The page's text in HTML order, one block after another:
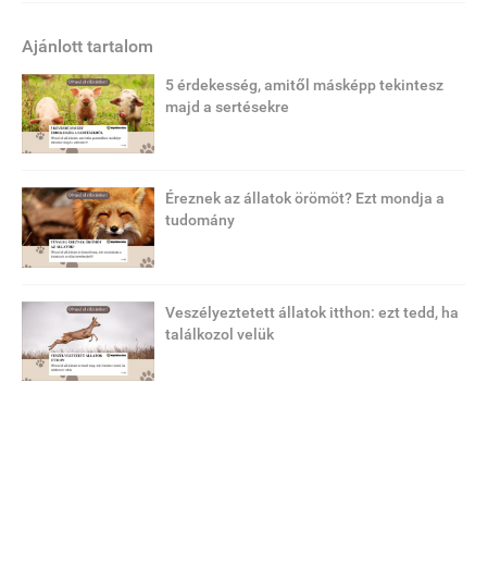
Ajánlott tartalom
5 érdekesség, amitől másképp tekintesz
majd a sertésekre
Éreznek az állatok örömöt? Ezt mondja a
tudomány
Veszélyeztetett állatok itthon: ezt tedd, ha
találkozol velük